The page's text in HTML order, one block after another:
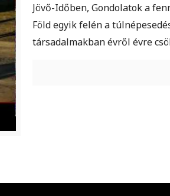
Jövő-Időben, Gondolatok a
Föld egyik felén a
társadalmakban évről évre